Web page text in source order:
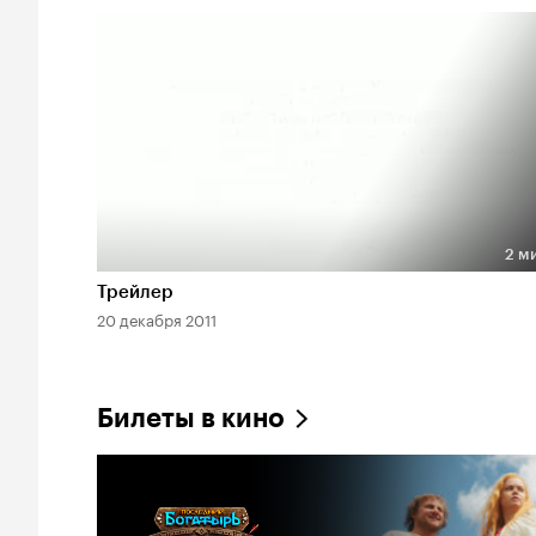
Длительность 2 мин
2
Трейлер
20 декабря 2011
Билеты в кино